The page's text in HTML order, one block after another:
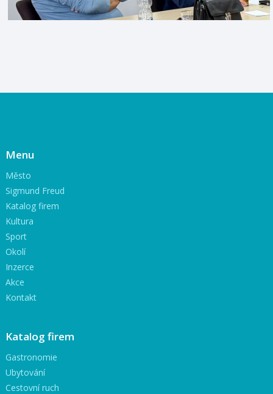
Menu
Město
Sigmund Freud
Katalog firem
Kultura
Sport
Okolí
Inzerce
Akce
Kontakt
Katalog firem
Gastronomie
Ubytování
Cestovní ruch